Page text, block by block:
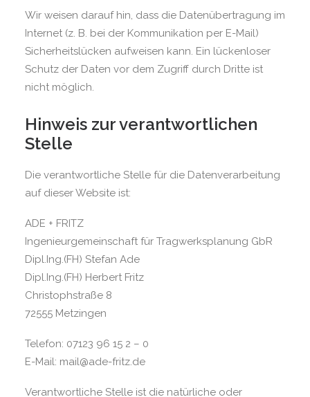
Wir weisen darauf hin, dass die Datenübertragung im
Internet (z. B. bei der Kommunikation per E-Mail)
Sicherheitslücken aufweisen kann. Ein lückenloser
Schutz der Daten vor dem Zugriff durch Dritte ist
nicht möglich.
Hinweis zur verantwortlichen
Stelle
Die verantwortliche Stelle für die Datenverarbeitung
auf dieser Website ist:
ADE + FRITZ
Ingenieurgemeinschaft für Tragwerksplanung GbR
Dipl.Ing.(FH) Stefan Ade
Dipl.Ing.(FH) Herbert Fritz
Christophstraße 8
72555 Metzingen
Telefon: 07123 96 15 2 – 0
E-Mail: mail@ade-fritz.de
Verantwortliche Stelle ist die natürliche oder